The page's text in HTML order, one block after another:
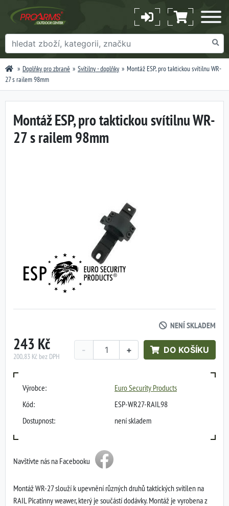
Doplňky pro zbraně Svítilny - doplňky
Montáž ESP, pro taktickou svítilnu WR-
27 s railem 98mm
Montáž ESP, pro taktickou svítilnu WR-
27 s railem 98mm
NENÍ SKLADEM
243 Kč
200,83 Kč bez DPH
+
- DO KOŠÍKU
Výrobce:
Euro Security Products
Kód:
ESP-WR27-RAIL98
Dostupnost:
není skladem
Navštivte nás na Facebooku
Montáž WR-27 slouží k upevnění různých druhů taktických svítilen na
RAIL Picatinny weawer, který je součástí dodávky. Montáž je vyrobena z